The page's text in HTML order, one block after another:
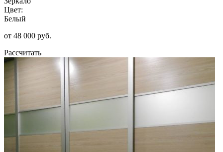
Цвет:
Белый
от 48 000 руб.
Рассчитать